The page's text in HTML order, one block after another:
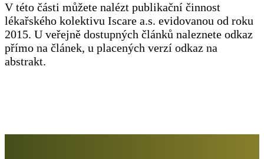
V této části můžete nalézt publikační činnost
lékařského kolektivu Iscare a.s. evidovanou od roku
2015. U veřejně dostupných článků naleznete odkaz
přímo na článek, u placených verzí odkaz na
abstrakt.